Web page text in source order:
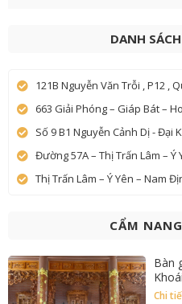
DANH
121B Nguyễn Văn Trỗi , P12 ,
663 Giải Phóng – Giáp Bát –
Số 9 B1 Nguyễn Cảnh Dị - Đại
Đường 57A – Thị Trấn Lâm – Ý
Thị Trấn Lâm – Ý Yên – Nam
CẨM
Bàn
Chi